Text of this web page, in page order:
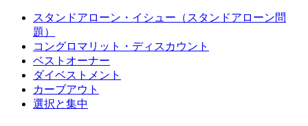
スタンドアローン・イシュー（スタンドアローン問
題）
コングロマリット・ディスカウント
ベストオーナー
ダイベストメント
カーブアウト
選択と集中